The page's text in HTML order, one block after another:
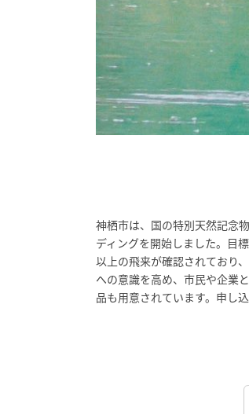
神栖市は、国の特別天然記念
ディングを開始しました。目
以上の飛来が確認されており
への意識を高め、市民や企業
品も用意されています。申し